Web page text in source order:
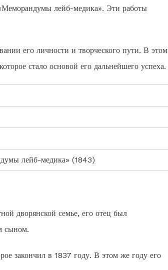
лейб-медика». Эти работы
его личности и творческого пути. В этом
стало основой его дальнейшего успеха.
лейб-медика» (1843)
дворянской семье, его отец был
сыном.
закончил в 1837 году. В этом же году его